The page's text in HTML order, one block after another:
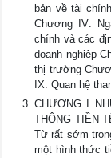
bản về tài
Chương IV:
chính và các
doanh nghiệp
thị trường
IX: Quan hệ
CHƯƠNG I
THÔNG TIỀN
Từ rất sớm
một hình thức